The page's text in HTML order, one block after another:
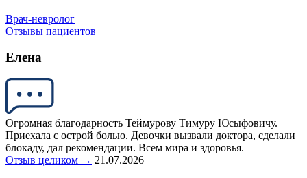
Врач-невролог
Отзывы пациентов
Елена
Огромная благодарность Теймурову Тимуру Юсыфовичу.
Приехала с острой болью. Девочки вызвали доктора, сделали
блокаду, дал рекомендации. Всем мира и здоровья.
Отзыв целиком → 21.07.2026